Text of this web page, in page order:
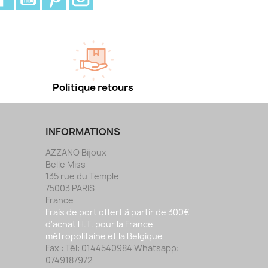
Politique retours
INFORMATIONS
AZZANO Bijoux
Belle Miss
135 rue du Temple
75003 PARIS
France
Frais de port offert à partir de 300€
d'achat H.T. pour la France
métropolitaine et la Belgique
Fax : Tél: 0144540984 Whatsapp:
0749187972